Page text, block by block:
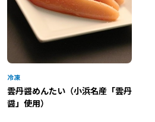
雲丹醤めんたい（小浜名産「雲丹
醤」使用）